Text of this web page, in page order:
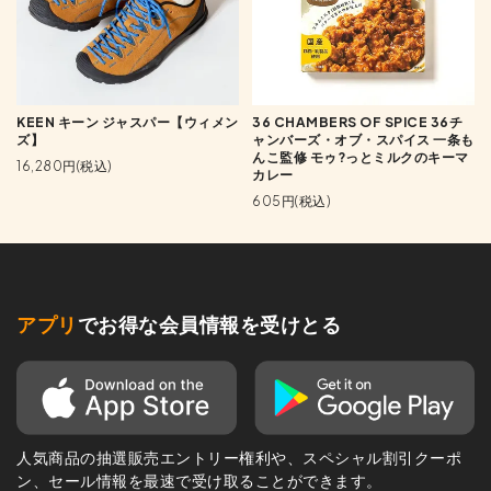
KEEN キーン ジャスパー【ウィメン
ズ】
16,280円(税込)
36 CHAMBERS OF SPICE 36チ
ャンバーズ・オブ・スパイス 一条も
んこ監修 モゥ?っとミルクのキーマ
カレー
605円(税込)
アプリ でお得な会員情報を受けとる
人気商品の抽選販売エントリー権利や、スペシャル割引クーポ
ン、セール情報を最速で受け取ることができます。